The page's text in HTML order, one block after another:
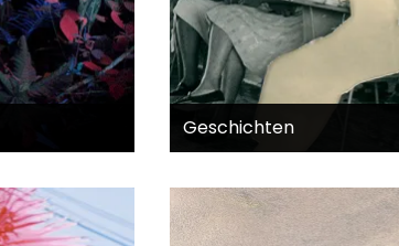
Geschichten